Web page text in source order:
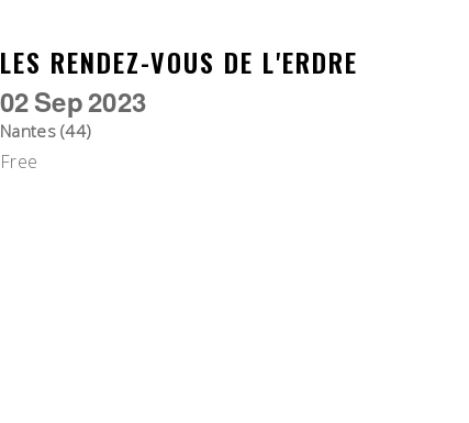
LES RENDEZ-VOUS DE L'ERDRE
02Sep2023
Nantes (44)
Free